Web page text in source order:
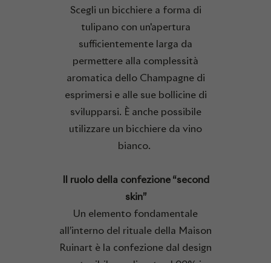
Scegli un bicchiere a forma di
tulipano con un'apertura
sufficientemente larga da
permettere alla complessità
aromatica dello Champagne di
esprimersi e alle sue bollicine di
svilupparsi. È anche possibile
utilizzare un bicchiere da vino
bianco.
Il ruolo della confezione “second
skin”
Un elemento fondamentale
all’interno del rituale della Maison
Ruinart è la confezione dal design